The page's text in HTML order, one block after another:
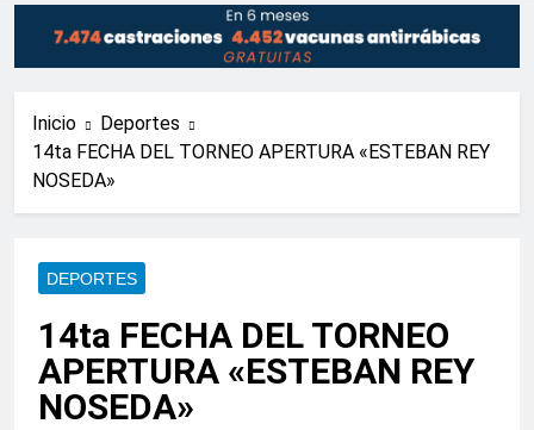
Inicio
Deportes
14ta FECHA DEL TORNEO APERTURA «ESTEBAN REY
NOSEDA»
DEPORTES
14ta FECHA DEL TORNEO
APERTURA «ESTEBAN REY
NOSEDA»